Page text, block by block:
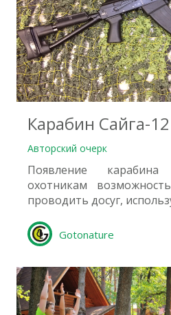
Карабин Сайга-12
Авторский очерк
Появление
охотникам
проводить досуг,
Gotonature